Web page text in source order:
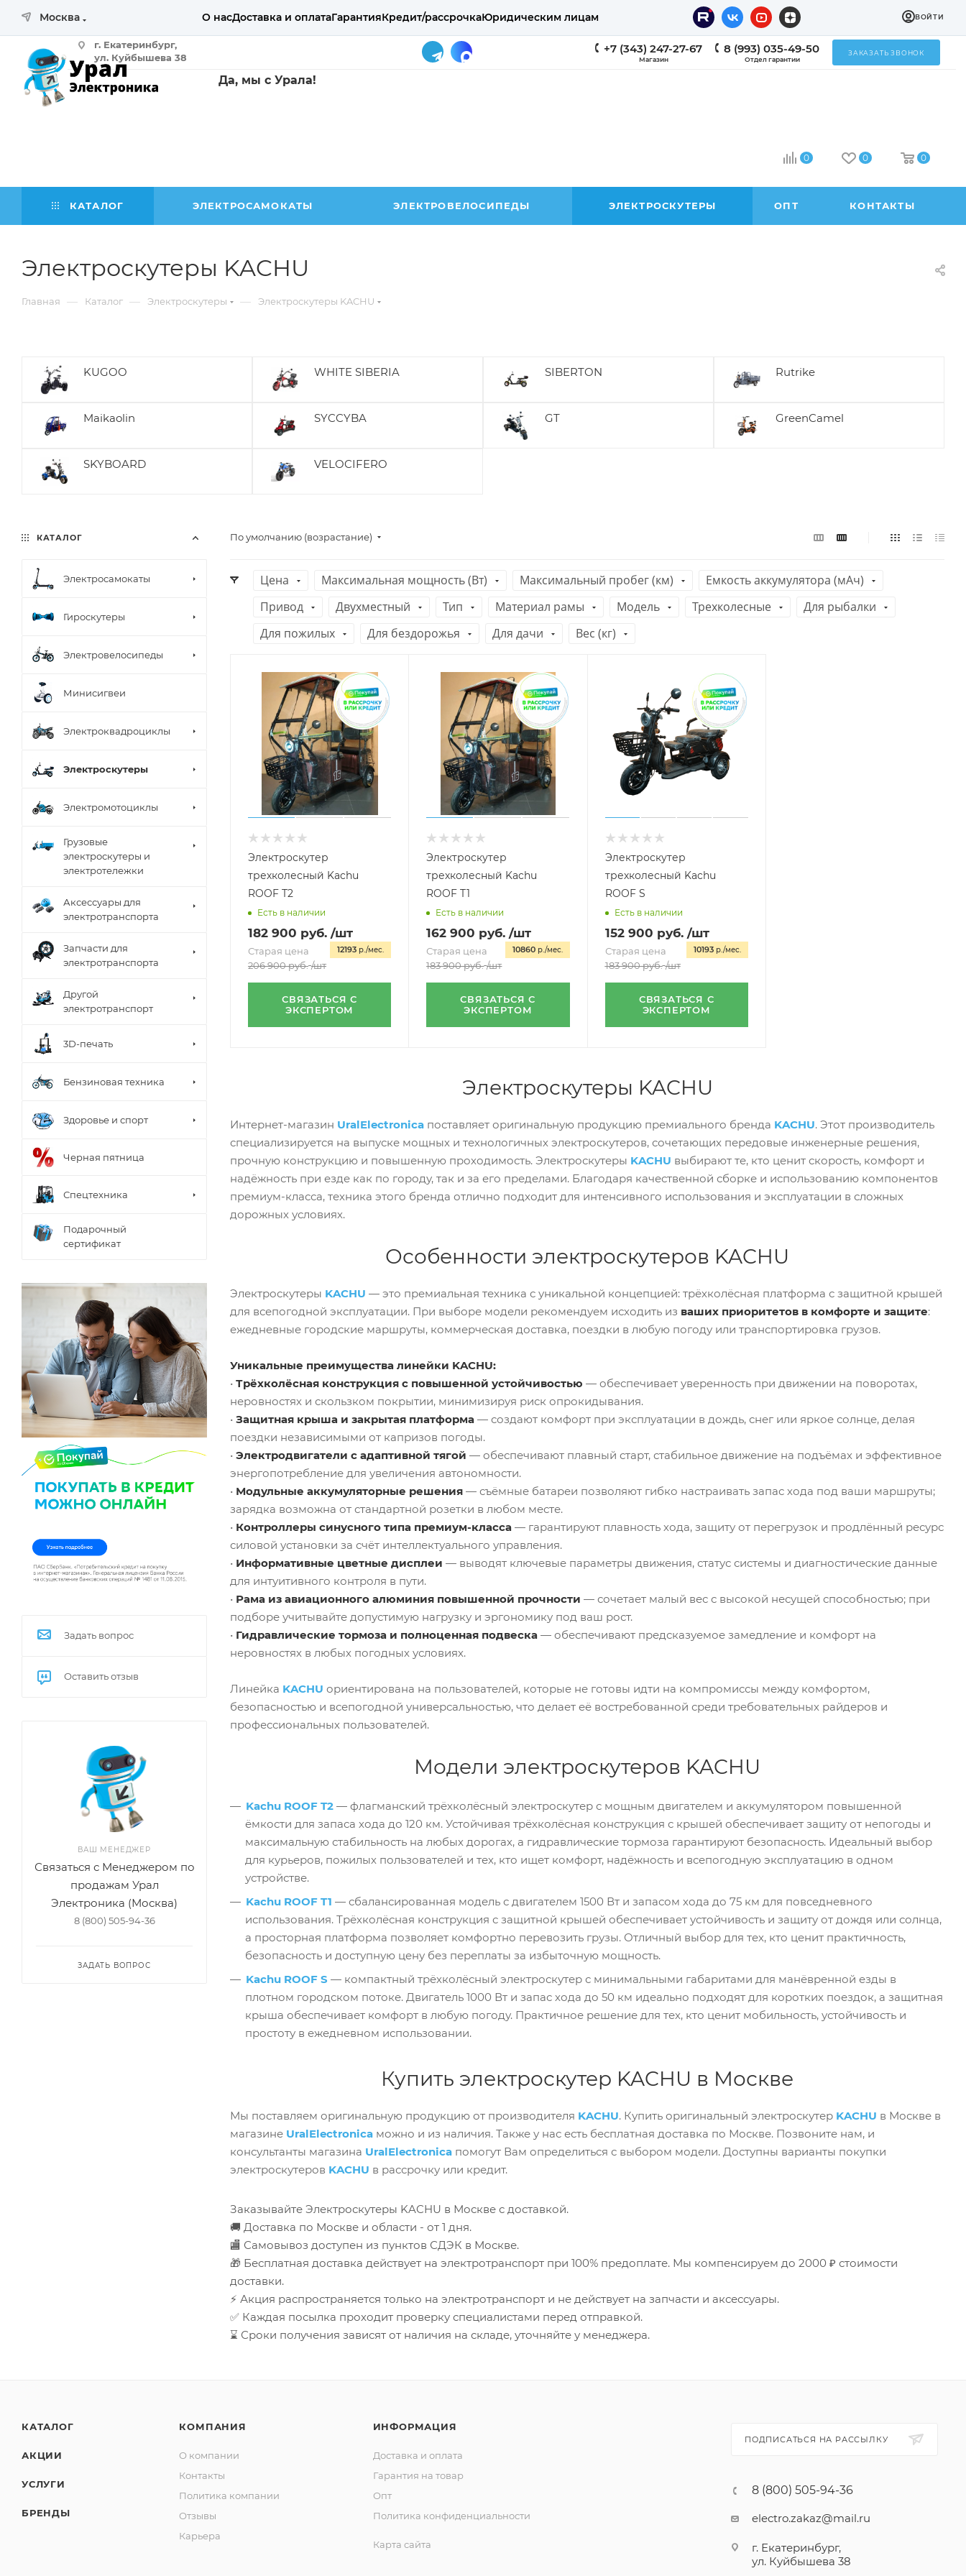
Москва О насДоставка и оплатаГарантияКредит/рассрочкаЮридическим лицам ВОЙТИ
г. Екатеринбург,
ул. Куйбышева 38
помещение 107б
(магазин с выставочным залом)
+7 (343) 247-27-67
Магазин
8 (993) 035-49-50
Отдел гарантии
ЗАКАЗАТЬ ЗВОНОК
Да, мы с Урала!
0 0 0
КАТАЛОГ ЭЛЕКТРОСАМОКАТЫ ЭЛЕКТРОВЕЛОСИПЕДЫ ЭЛЕКТРОСКУТЕРЫ ОПТ КОНТАКТЫ
Электроскутеры KACHU
Главная — Каталог — Электроскутеры — Электроскутеры KACHU
KUGOO WHITE SIBERIA SIBERTON Rutrike
Maikaolin SYCCYBA GT GreenCamel
SKYBOARD VELOCIFERO
По умолчанию (возрастание)
Цена Максимальная мощность (Вт) Максимальный пробег (км)
Емкость аккумулятора (мАч)
Привод
Двухместный Тип Материал рамы Модель Трехколесные
Для рыбалки
Для пожилых
Для бездорожья Для дачи Вес (кг)
Электроскутер
трехколесный Kachu
ROOF T2
Есть в наличии
182 900 руб. /шт
12193 р./мес.
Старая цена
206 900руб. /шт
СВЯЗАТЬСЯ С
ЭКСПЕРТОМ
Электроскутер
трехколесный Kachu
ROOF T1
Есть в наличии
162 900 руб. /шт
10860р./мес.
Старая цена
183 900руб. /шт
СВЯЗАТЬСЯ С
ЭКСПЕРТОМ
Электроскутер
трехколесный Kachu
ROOF S
Есть в наличии
152 900 руб. /шт
10193р./мес.
Старая цена
183 900руб. /шт
СВЯЗАТЬСЯ С
ЭКСПЕРТОМ
Электроскутеры KACHU
Интернет-магазин UralElectronica поставляет оригинальную продукцию премиального бренда KACHU. Этот производитель
специализируется на выпуске мощных и технологичных электроскутеров, сочетающих передовые инженерные решения,
прочную конструкцию и повышенную проходимость. Электроскутеры KACHU выбирают те, кто ценит скорость, комфорт и
надёжность при езде как по городу, так и за его пределами. Благодаря качественной сборке и использованию компонентов
премиум-класса, техника этого бренда отлично подходит для интенсивного использования и эксплуатации в сложных
дорожных условиях.
Особенности электроскутеров KACHU
Электроскутеры KACHU — это премиальная техника с уникальной концепцией: трёхколёсная платформа с защитной крышей
для всепогодной эксплуатации. При выборе модели рекомендуем исходить из ваших приоритетов в комфорте и защите:
ежедневные городские маршруты, коммерческая доставка, поездки в любую погоду или транспортировка грузов.
Уникальные преимущества линейки KACHU:
• Трёхколёсная конструкция с повышенной устойчивостью — обеспечивает уверенность при движении на поворотах,
неровностях и скользком покрытии, минимизируя риск опрокидывания.
• Защитная крыша и закрытая платформа — создают комфорт при эксплуатации в дождь, снег или яркое солнце, делая
поездки независимыми от капризов погоды.
• Электродвигатели с адаптивной тягой — обеспечивают плавный старт, стабильное движение на подъёмах и эффективное
энергопотребление для увеличения автономности.
• Модульные аккумуляторные решения — съёмные батареи позволяют гибко настраивать запас хода под ваши маршруты;
зарядка возможна от стандартной розетки в любом месте.
• Контроллеры синусного типа премиум-класса — гарантируют плавность хода, защиту от перегрузок и продлённый ресурс
силовой установки за счёт интеллектуального управления.
• Информативные цветные дисплеи — выводят ключевые параметры движения, статус системы и диагностические данные
для интуитивного контроля в пути.
• Рама из авиационного алюминия повышенной прочности — сочетает малый вес с высокой несущей способностью; при
подборе учитывайте допустимую нагрузку и эргономику под ваш рост.
• Гидравлические тормоза и полноценная подвеска — обеспечивают предсказуемое замедление и комфорт на
неровностях в любых погодных условиях.
Линейка KACHU ориентирована на пользователей, которые не готовы идти на компромиссы между комфортом,
безопасностью и всепогодной универсальностью, что делает её востребованной среди требовательных райдеров и
профессиональных пользователей.
Модели электроскутеров KACHU
Kachu ROOF T2 — флагманский трёхколёсный электроскутер с мощным двигателем и аккумулятором повышенной
ёмкости для запаса хода до 120 км. Устойчивая трёхколёсная конструкция с крышей обеспечивает защиту от непогоды и
максимальную стабильность на любых дорогах, а гидравлические тормоза гарантируют безопасность. Идеальный выбор
для курьеров, пожилых пользователей и тех, кто ищет комфорт, надёжность и всепогодную эксплуатацию в одном
устройстве.
Kachu ROOF T1 — сбалансированная модель с двигателем 1500 Вт и запасом хода до 75 км для повседневного
использования. Трёхколёсная конструкция с защитной крышей обеспечивает устойчивость и защиту от дождя или солнца,
а просторная платформа позволяет комфортно перевозить грузы. Отличный выбор для тех, кто ценит практичность,
безопасность и доступную цену без переплаты за избыточную мощность.
Kachu ROOF S — компактный трёхколёсный электроскутер с минимальными габаритами для манёвренной езды в
плотном городском потоке. Двигатель 1000 Вт и запас хода до 50 км идеально подходят для коротких поездок, а защитная
крыша обеспечивает комфорт в любую погоду. Практичное решение для тех, кто ценит мобильность, устойчивость и
простоту в ежедневном использовании.
Купить электроскутер KACHU в Москве
Мы поставляем оригинальную продукцию от производителя KACHU. Купить оригинальный электроскутер KACHU в Москве в
магазине UralElectronica можно и из наличия. Также у нас есть бесплатная доставка по Москве. Позвоните нам, и
консультанты магазина UralElectronica помогут Вам определиться с выбором модели. Доступны варианты покупки
электроскутеров KACHU в рассрочку или кредит.
Заказывайте Электроскутеры KACHU в Москве с доставкой.
🚚 Доставка по Москве и области - от 1 дня.
🏬 Самовывоз доступен из пунктов СДЭК в Москве.
🎁 Бесплатная доставка действует на электротранспорт при 100% предоплате. Мы компенсируем до 2000 ₽ стоимости
доставки.
⚡ Акция распространяется только на электротранспорт и не действует на запчасти и аксессуары.
✅ Каждая посылка проходит проверку специалистами перед отправкой.
⌛ Сроки получения зависят от наличия на складе, уточняйте у менеджера.
КАТАЛОГ
Электросамокаты
Гироскутеры
Электровелосипеды
Минисигвеи
Электроквадроциклы
Электроскутеры
Электромотоциклы
Грузовые
электроскутеры и
электротележки
Аксессуары для
электротранспорта
Запчасти для
электротранспорта
Другой
электротранспорт
3D-печать
Бензиновая техника
Здоровье и спорт
Черная пятница
Спецтехника
Подарочный
сертификат
Задать вопрос
Оставить отзыв
ВАШ МЕНЕДЖЕР
Связаться с Менеджером по
продажам Урал
Электроника (Москва)
8 (800) 505-94-36
ЗАДАТЬ ВОПРОС
КАТАЛОГ
АКЦИИ
УСЛУГИ
БРЕНДЫ
КОМПАНИЯ
О компании
Контакты
Политика компании
Отзывы
Карьера
ИНФОРМАЦИЯ
Доставка и оплата
Гарантия на товар
Опт
Политика конфиденциальности
Карта сайта
ПОДПИСАТЬСЯ НА РАССЫЛКУ
8 (800) 505-94-36
electro.zakaz@mail.ru
г. Екатеринбург,
ул. Куйбышева 38